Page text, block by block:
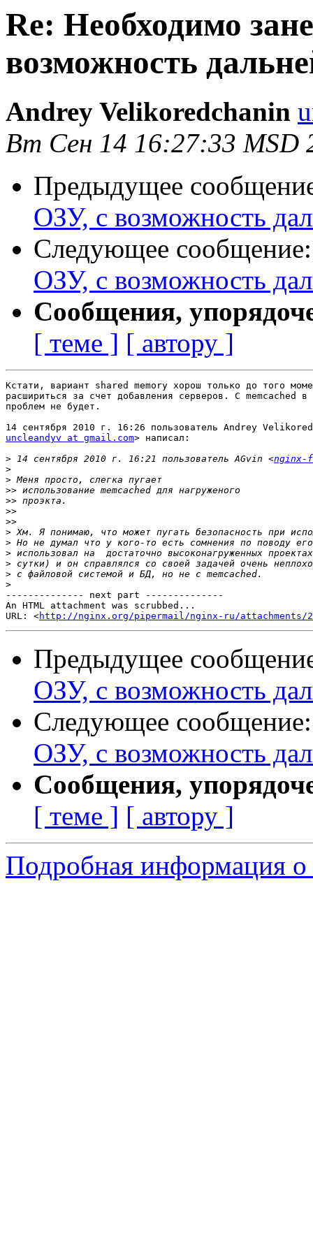
Re: Необходимо
возможность
Andrey Velikoredchanin
Вт Сен 14 16:27:33 MSD
Предыдущее
ОЗУ, с возможность
Следующее
ОЗУ, с возможность
Сообщения,
[ теме ] [ автору ]
Кстати, вариант shared memory хорош только до того
расшириться за счет добавления серверов. С memcached в
проблем не будет.
uncleandyv at gmail.com> написал:
> 14 сентября 2010 г. 16:21 пользователь AGvin <nginx-
>
>
>>
>>
>>
>>
>
>
>
>
>
>
-------------- next part --------------
An HTML attachment was scrubbed...
URL: <http://nginx.org/pipermail/nginx-ru/attachments/
Предыдущее
ОЗУ, с возможность
Следующее
ОЗУ, с возможность
Сообщения,
[ теме ] [ автору ]
Подробная информация